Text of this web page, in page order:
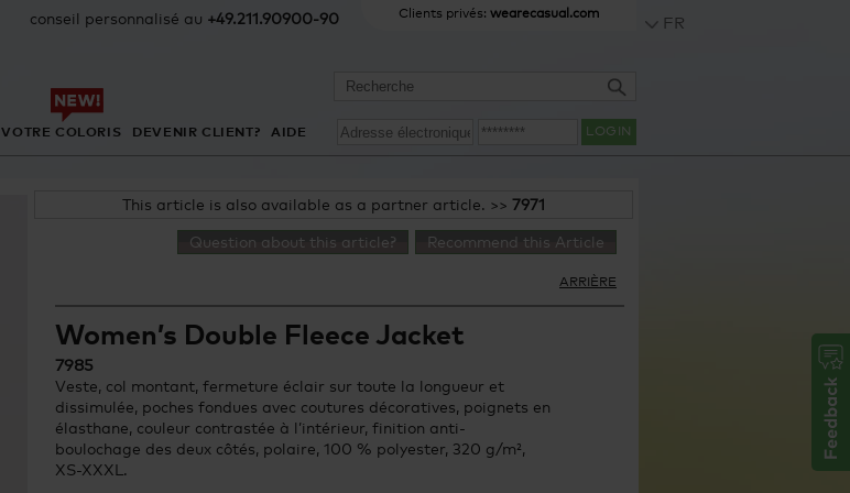
FR
Clients privés: wearecasual.com
conseil personnalisé au +49.211.90900-90
VOTRE COLORIS DEVENIR CLIENT? AIDE LOGIN
This article is also available as a partner article. >> 7971
Recommend this Article
Question about this article?
ARRIÈRE
Women’s Double Fleece Jacket
7985
Veste, col montant, fermeture éclair sur toute la longueur et
dissimulée, poches fondues avec coutures décoratives, poignets en
élasthane, couleur contrastée à l’intérieur, finition anti-
boulochage des deux côtés, polaire, 100 % polyester, 320 g/m²,
XS-XXXL.